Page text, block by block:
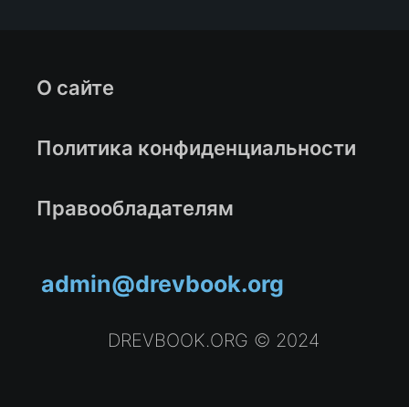
О сайте
Политика конфиденциальности
Правообладателям
admin@drevbook.org
DREVBOOK.ORG © 2024